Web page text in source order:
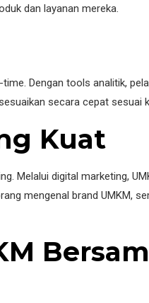
dan layanan mereka.
Dengan tools analitik,
secara cepat sesuai
Kuat
Melalui digital marketing,
mengenal brand UMKM,